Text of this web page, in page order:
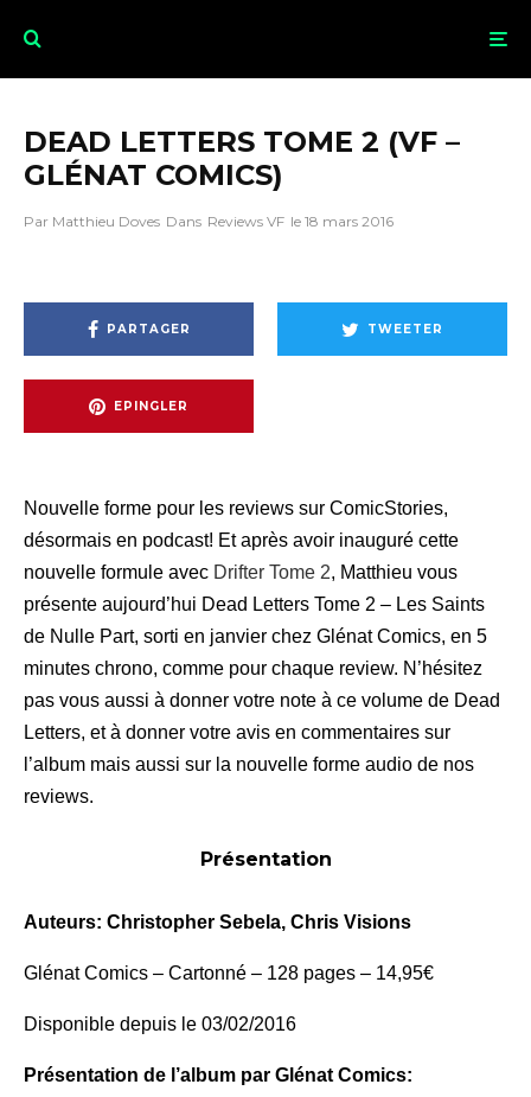
DEAD LETTERS TOME 2 (VF –
GLÉNAT COMICS)
Par Matthieu Doves Dans Reviews VF le 18 mars 2016
PARTAGER TWEETER
EPINGLER
Nouvelle forme pour les reviews sur ComicStories,
désormais en podcast! Et après avoir inauguré cette
nouvelle formule avec Drifter Tome 2, Matthieu vous
présente aujourd’hui Dead Letters Tome 2 – Les Saints
de Nulle Part, sorti en janvier chez Glénat Comics, en 5
minutes chrono, comme pour chaque review. N’hésitez
pas vous aussi à donner votre note à ce volume de Dead
Letters, et à donner votre avis en commentaires sur
l’album mais aussi sur la nouvelle forme audio de nos
reviews.
Présentation
Auteurs: Christopher Sebela, Chris Visions
Glénat Comics – Cartonné – 128 pages – 14,95€
Disponible depuis le 03/02/2016
Présentation de l’album par Glénat Comics: